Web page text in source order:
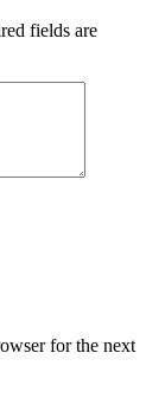
fields are
for the next